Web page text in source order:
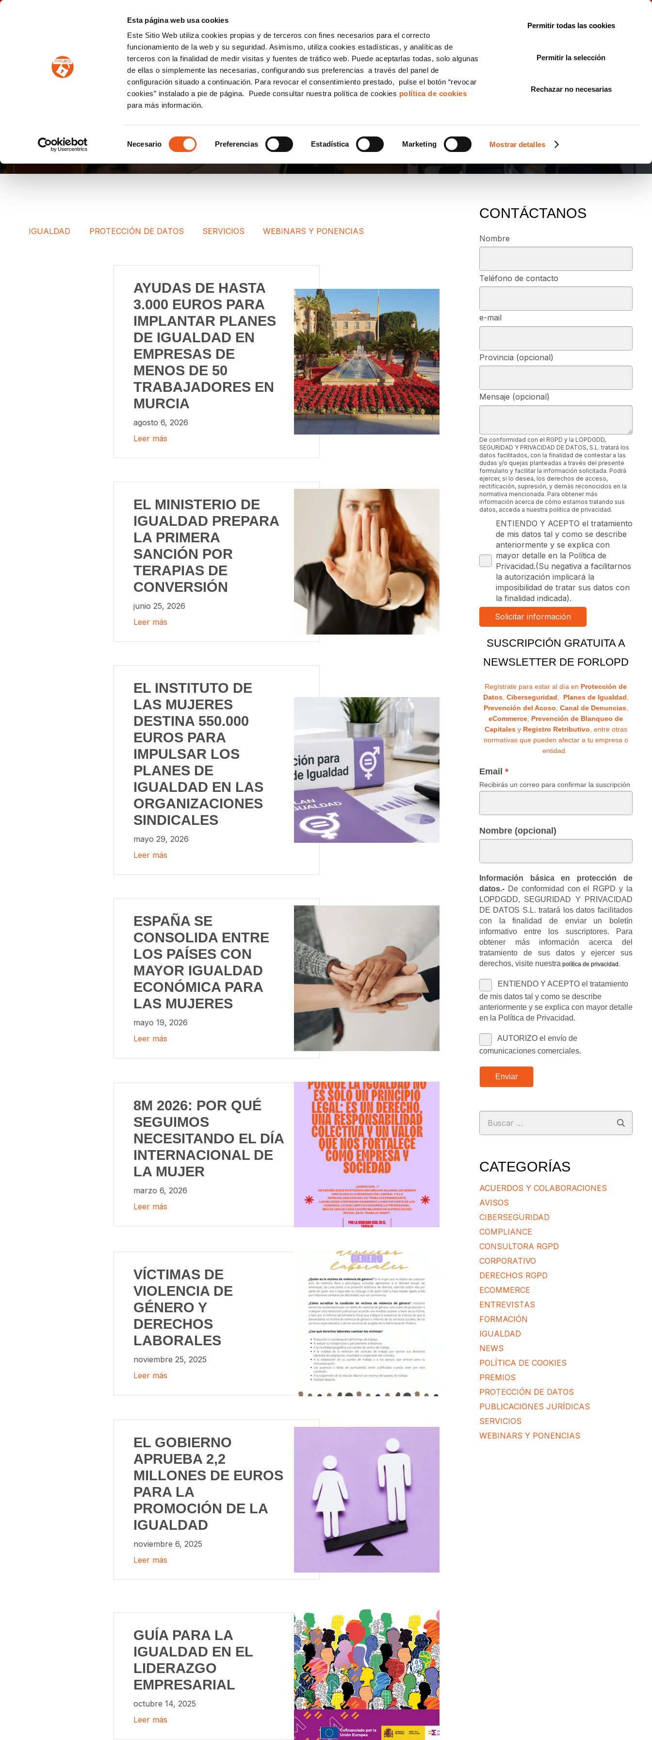
Esta página web usa cookies
Este Sitio Web utiliza cookies propias y de terceros con fines necesarios para el correcto
funcionamiento de la web y su seguridad. Asimismo, utiliza cookies estadísticas, y analíticas de
terceros con la finalidad de medir visitas y fuentes de tráfico web. Puede aceptarlas todas, solo algunas
de ellas o simplemente las necesarias, configurando sus preferencias a través del panel de
configuración situado a continuación. Para revocar el consentimiento prestado, pulse el botón “revocar
cookies” instalado a pie de página. Puede consultar nuestra política de cookies política de cookies
para más información.
de
Necesario Preferencias Estadística Marketing Mostrar detalles
Permitir todas las cookies
Permitir la selección
Rechazar no necesarias
PROTECCION DE DATOS IGUALDAD CONSULTORÍA ECOMMERCE LSSI CANAL DENUNCIAS
IGUALDAD PROTECCIÓN DE DATOS SERVICIOS WEBINARS Y PONENCIAS
AYUDAS DE HASTA
3.000 EUROS PARA
IMPLANTAR PLANES
DE IGUALDAD EN
EMPRESAS DE
MENOS DE 50
TRABAJADORES EN
MURCIA
agosto 6, 2026
Leer más
EL MINISTERIO DE
IGUALDAD PREPARA
LA PRIMERA
SANCIÓN POR
TERAPIAS DE
CONVERSIÓN
junio 25, 2026
Leer más
EL INSTITUTO DE
LAS MUJERES
DESTINA 550.000
EUROS PARA
IMPULSAR LOS
PLANES DE
IGUALDAD EN LAS
ORGANIZACIONES
SINDICALES
mayo 29, 2026
Leer más
ESPAÑA SE
CONSOLIDA ENTRE
LOS PAÍSES CON
MAYOR IGUALDAD
ECONÓMICA PARA
LAS MUJERES
mayo 19, 2026
Leer más
8M 2026: POR QUÉ
SEGUIMOS
NECESITANDO EL DÍA
INTERNACIONAL DE
LA MUJER
marzo 6, 2026
Leer más
VÍCTIMAS DE
VIOLENCIA DE
GÉNERO Y
DERECHOS
LABORALES
noviembre 25, 2025
Leer más
EL GOBIERNO
APRUEBA 2,2
MILLONES DE EUROS
PARA LA
PROMOCIÓN DE LA
IGUALDAD
noviembre 6, 2025
Leer más
GUÍA PARA LA
IGUALDAD EN EL
LIDERAZGO
EMPRESARIAL
octubre 14, 2025
Leer más
CONTÁCTANOS
Nombre
Teléfono de contacto
e-mail
Provincia (opcional)
Mensaje (opcional)
De conformidad con el RGPD y la LOPDGDD,
SEGURIDAD Y PRIVACIDAD DE DATOS, S.L. tratará los
datos facilitados, con la finalidad de contestar a las
dudas y/o quejas planteadas a través del presente
formulario y facilitar la información solicitada. Podrá
ejercer, si lo desea, los derechos de acceso,
rectificación, supresión, y demás reconocidos en la
normativa mencionada. Para obtener más
información acerca de cómo estamos tratando sus
datos, acceda a nuestra política de privacidad.
ENTIENDO Y ACEPTO el tratamiento
de mis datos tal y como se describe
anteriormente y se explica con
mayor detalle en la Política de
Privacidad.(Su negativa a facilitarnos
la autorización implicará la
imposibilidad de tratar sus datos con
la finalidad indicada).
SUSCRIPCIÓN GRATUITA A
NEWSLETTER DE FORLOPD
Regístrate para estar al día en Protección de
Datos, Ciberseguridad, Planes de Igualdad,
Prevención del Acoso, Canal de Denuncias,
eCommerce, Prevención de Blanqueo de
Capitalesy Registro Retributivo, entre otras
normativas que pueden afectar a tu empresa o
entidad.
Email
Recibirás un correo para confirmar la suscripción
Nombre (opcional)
Información básica en protección de
datos.-De conformidad con el RGPD y la
LOPDGDD, SEGURIDAD Y PRIVACIDAD
DE DATOS S.L. tratará los datos facilitados
con la finalidad de enviar un boletín
informativo entre los suscriptores. Para
obtener más información acerca del
tratamiento de sus datos y ejercer sus
derechos, visite nuestra política de privacidad .
ENTIENDO Y ACEPTO el tratamiento
de mis datos tal y como se describe
anteriormente y se explica con mayor detalle
en la Política de Privacidad.
AUTORIZO el envío de
comunicaciones comerciales.
Enviar
Buscar:
CATEGORÍAS
ACUERDOS Y COLABORACIONES
AVISOS
CIBERSEGURIDAD
COMPLIANCE
CONSULTORA RGPD
CORPORATIVO
DERECHOS RGPD
ECOMMERCE
ENTREVISTAS
FORMACIÓN
IGUALDAD
NEWS
POLÍTICA DE COOKIES
PREMIOS
PROTECCIÓN DE DATOS
PUBLICACIONES JURÍDICAS
SERVICIOS
WEBINARS Y PONENCIAS